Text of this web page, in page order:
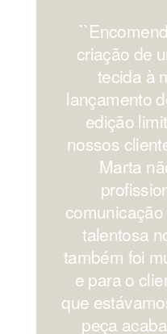
criação de
tecida à
lançamento
edição
nossos
Marta
talentosa
também foi
e para o
que
peça